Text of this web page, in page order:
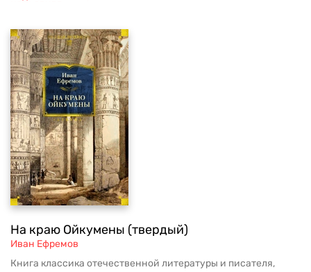
На краю Ойкумены (твердый)
Иван Ефремов
Книга классика отечественной литературы и писателя,